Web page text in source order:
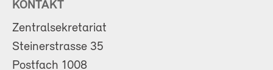
KONTAKT
Zentralsekretariat
Steinerstrasse 35
Postfach 1008